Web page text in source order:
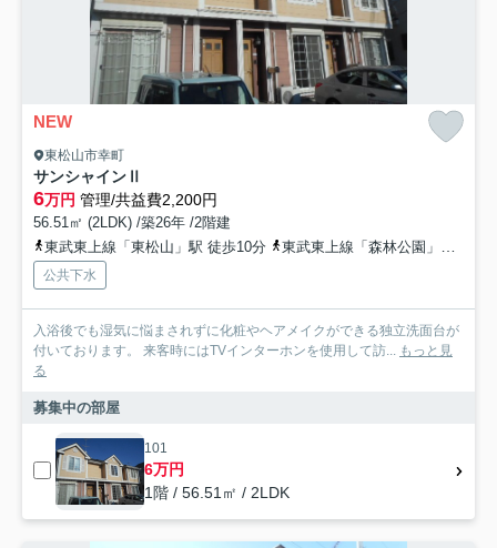
NEW
東松山市幸町
サンシャインⅡ
6万円 管理/共益費2,200円
56.51㎡ (2LDK) /築26年 /2階建
東武東上線「東松山」駅 徒歩10分
東武東上線「森林公園」駅 徒歩40分
公共下水
入浴後でも湿気に悩まされずに化粧やヘアメイクができる独立洗面台が
付いております。 来客時にはTVインターホンを使用して訪...
もっと見
る
募集中の部屋
101
6万円
1階 / 56.51㎡ / 2LDK